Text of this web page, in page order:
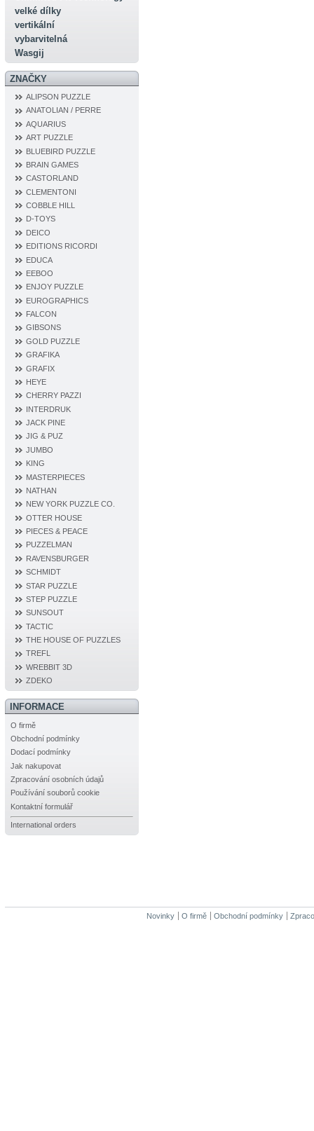
velké dílky
vertikální
vybarvitelná
Wasgij
ZNAČKY
ALIPSON PUZZLE
ANATOLIAN / PERRE
AQUARIUS
ART PUZZLE
BLUEBIRD PUZZLE
BRAIN GAMES
CASTORLAND
CLEMENTONI
COBBLE HILL
D‐TOYS
DEICO
EDITIONS RICORDI
EDUCA
EEBOO
ENJOY PUZZLE
EUROGRAPHICS
FALCON
GIBSONS
GOLD PUZZLE
GRAFIKA
GRAFIX
HEYE
CHERRY PAZZI
INTERDRUK
JACK PINE
JIG & PUZ
JUMBO
KING
MASTERPIECES
NATHAN
NEW YORK PUZZLE CO.
OTTER HOUSE
PIECES & PEACE
PUZZELMAN
RAVENSBURGER
SCHMIDT
STAR PUZZLE
STEP PUZZLE
SUNSOUT
TACTIC
THE HOUSE OF PUZZLES
TREFL
WREBBIT 3D
ZDEKO
INFORMACE
O firmě
Obchodní podmínky
Dodací podmínky
Jak nakupovat
Zpracování osobních údajů
Používání souborů cookie
Kontaktní formulář
International orders
Novinky O firmě Obchodní podmínky